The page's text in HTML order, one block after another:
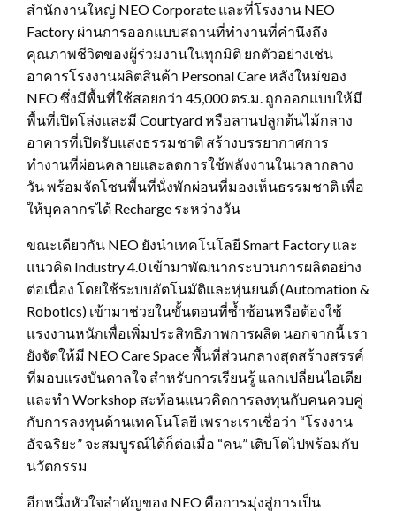
สำนักงานใหญ่ NEO Corporate และที่โรงงาน NEO
Factory ผ่านการออกแบบสถานที่ทำงานที่คำนึงถึง
คุณภาพชีวิตของผู้ร่วมงานในทุกมิติ ยกตัวอย่างเช่น
อาคารโรงงานผลิตสินค้า Personal Care หลังใหม่ของ
NEO ซึ่งมีพื้นที่ใช้สอยกว่า 45,000 ตร.ม. ถูกออกแบบให้มี
พื้นที่เปิดโล่งและมี Courtyard หรือลานปลูกต้นไม้กลาง
อาคารที่เปิดรับแสงธรรมชาติ สร้างบรรยากาศการ
ทำงานที่ผ่อนคลายและลดการใช้พลังงานในเวลากลาง
วัน พร้อมจัดโซนพื้นที่นั่งพักผ่อนที่มองเห็นธรรมชาติ เพื่อ
ให้บุคลากรได้ Recharge ระหว่างวัน
ขณะเดียวกัน NEO ยังนำเทคโนโลยี Smart Factory และ
แนวคิด Industry 4.0 เข้ามาพัฒนากระบวนการผลิตอย่าง
ต่อเนื่อง โดยใช้ระบบอัตโนมัติและหุ่นยนต์ (Automation &
Robotics) เข้ามาช่วยในขั้นตอนที่ซ้ำซ้อนหรือต้องใช้
แรงงานหนักเพื่อเพิ่มประสิทธิภาพการผลิต นอกจากนี้ เรา
ยังจัดให้มี NEO Care Space พื้นที่ส่วนกลางสุดสร้างสรรค์
ที่มอบแรงบันดาลใจ สำหรับการเรียนรู้ แลกเปลี่ยนไอเดีย
และทำ Workshop สะท้อนแนวคิดการลงทุนกับคนควบคู่
กับการลงทุนด้านเทคโนโลยี เพราะเราเชื่อว่า “โรงงาน
อัจฉริยะ” จะสมบูรณ์ได้ก็ต่อเมื่อ “คน” เติบโตไปพร้อมกับ
นวัตกรรม
อีกหนึ่งหัวใจสำคัญของ NEO คือการมุ่งสู่การเป็น